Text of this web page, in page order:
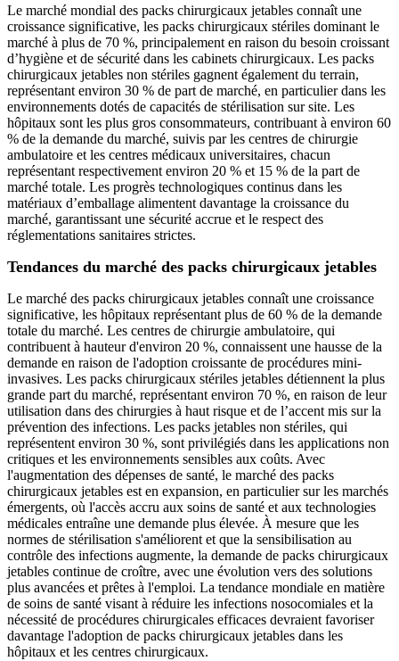
Le marché mondial des packs chirurgicaux jetables connaît une
croissance significative, les packs chirurgicaux stériles dominant le
marché à plus de 70 %, principalement en raison du besoin croissant
d’hygiène et de sécurité dans les cabinets chirurgicaux. Les packs
chirurgicaux jetables non stériles gagnent également du terrain,
représentant environ 30 % de part de marché, en particulier dans les
environnements dotés de capacités de stérilisation sur site. Les
hôpitaux sont les plus gros consommateurs, contribuant à environ 60
% de la demande du marché, suivis par les centres de chirurgie
ambulatoire et les centres médicaux universitaires, chacun
représentant respectivement environ 20 % et 15 % de la part de
marché totale. Les progrès technologiques continus dans les
matériaux d’emballage alimentent davantage la croissance du
marché, garantissant une sécurité accrue et le respect des
réglementations sanitaires strictes.
Tendances du marché des packs chirurgicaux jetables
Le marché des packs chirurgicaux jetables connaît une croissance
significative, les hôpitaux représentant plus de 60 % de la demande
totale du marché. Les centres de chirurgie ambulatoire, qui
contribuent à hauteur d'environ 20 %, connaissent une hausse de la
demande en raison de l'adoption croissante de procédures mini-
invasives. Les packs chirurgicaux stériles jetables détiennent la plus
grande part du marché, représentant environ 70 %, en raison de leur
utilisation dans des chirurgies à haut risque et de l’accent mis sur la
prévention des infections. Les packs jetables non stériles, qui
représentent environ 30 %, sont privilégiés dans les applications non
critiques et les environnements sensibles aux coûts. Avec
l'augmentation des dépenses de santé, le marché des packs
chirurgicaux jetables est en expansion, en particulier sur les marchés
émergents, où l'accès accru aux soins de santé et aux technologies
médicales entraîne une demande plus élevée. À mesure que les
normes de stérilisation s'améliorent et que la sensibilisation au
contrôle des infections augmente, la demande de packs chirurgicaux
jetables continue de croître, avec une évolution vers des solutions
plus avancées et prêtes à l'emploi. La tendance mondiale en matière
de soins de santé visant à réduire les infections nosocomiales et la
nécessité de procédures chirurgicales efficaces devraient favoriser
davantage l'adoption de packs chirurgicaux jetables dans les
hôpitaux et les centres chirurgicaux.